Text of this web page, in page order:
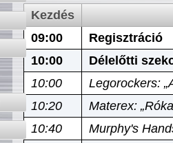
Kezdés
09:00
Regisztráció
10:00
Délelőtti
10:00
Legorockers:
10:20
Materex:
10:40
Murphy's